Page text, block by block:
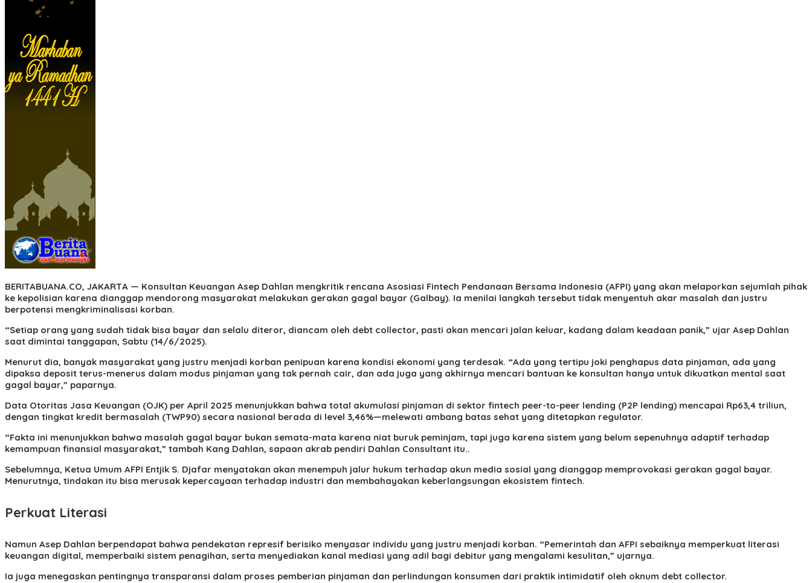
BERITABUANA.CO, JAKARTA — Konsultan Keuangan Asep Dahlan mengkritik rencana Asosiasi Fintech Pendanaan Bersama Indonesia (AFPI) yang akan melaporkan sejumlah pihak
ke kepolisian karena dianggap mendorong masyarakat melakukan gerakan gagal bayar (Galbay). Ia menilai langkah tersebut tidak menyentuh akar masalah dan justru
berpotensi mengkriminalisasi korban.
“Setiap orang yang sudah tidak bisa bayar dan selalu diteror, diancam oleh debt collector, pasti akan mencari jalan keluar, kadang dalam keadaan panik,” ujar Asep Dahlan
saat dimintai tanggapan, Sabtu (14/6/2025).
Menurut dia, banyak masyarakat yang justru menjadi korban penipuan karena kondisi ekonomi yang terdesak. “Ada yang tertipu joki penghapus data pinjaman, ada yang
dipaksa deposit terus-menerus dalam modus pinjaman yang tak pernah cair, dan ada juga yang akhirnya mencari bantuan ke konsultan hanya untuk dikuatkan mental saat
gagal bayar,” paparnya.
Data Otoritas Jasa Keuangan (OJK) per April 2025 menunjukkan bahwa total akumulasi pinjaman di sektor fintech peer-to-peer lending (P2P lending) mencapai Rp63,4 triliun,
dengan tingkat kredit bermasalah (TWP90) secara nasional berada di level 3,46%—melewati ambang batas sehat yang ditetapkan regulator.
“Fakta ini menunjukkan bahwa masalah gagal bayar bukan semata-mata karena niat buruk peminjam, tapi juga karena sistem yang belum sepenuhnya adaptif terhadap
kemampuan finansial masyarakat,” tambah Kang Dahlan, sapaan akrab pendiri Dahlan Consultant itu..
Sebelumnya, Ketua Umum AFPI Entjik S. Djafar menyatakan akan menempuh jalur hukum terhadap akun media sosial yang dianggap memprovokasi gerakan gagal bayar.
Menurutnya, tindakan itu bisa merusak kepercayaan terhadap industri dan membahayakan keberlangsungan ekosistem fintech.
Perkuat Literasi
Namun Asep Dahlan berpendapat bahwa pendekatan represif berisiko menyasar individu yang justru menjadi korban. “Pemerintah dan AFPI sebaiknya memperkuat literasi
keuangan digital, memperbaiki sistem penagihan, serta menyediakan kanal mediasi yang adil bagi debitur yang mengalami kesulitan,” ujarnya.
Ia juga menegaskan pentingnya transparansi dalam proses pemberian pinjaman dan perlindungan konsumen dari praktik intimidatif oleh oknum debt collector.